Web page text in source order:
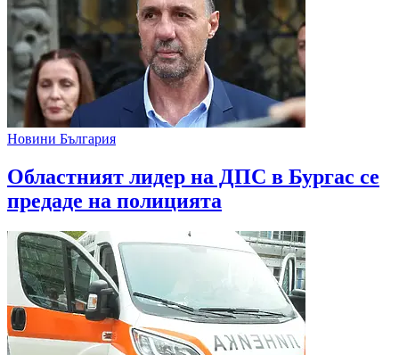
Новини България
Областният лидер на ДПС в Бургас се
предаде на полицията